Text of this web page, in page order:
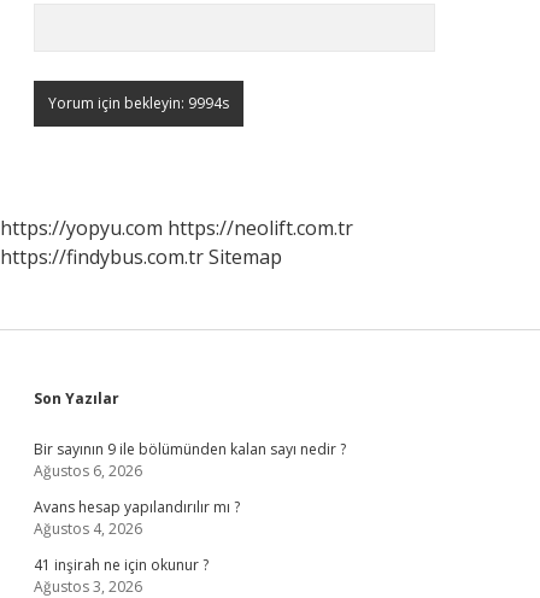
https://yopyu.com https://neolift.com.tr
https://findybus.com.trSitemap
Sidebar
Son Yazılar
Bir sayının 9 ile bölümünden kalan sayı nedir ?
Ağustos 6, 2026
Avans hesap yapılandırılır mı ?
Ağustos 4, 2026
41 inşirah ne için okunur ?
Ağustos 3, 2026